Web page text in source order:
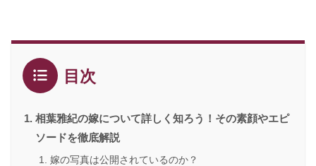
目次
相葉雅紀の嫁について詳しく知ろう！その素顔やエピ
ソードを徹底解説
嫁の写真は公開されているのか？